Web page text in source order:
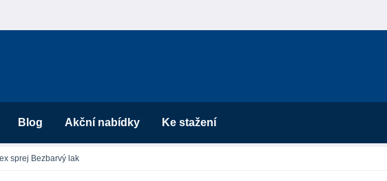
Blog Akční nabídky Ke stažení
sprej Bezbarvý lak